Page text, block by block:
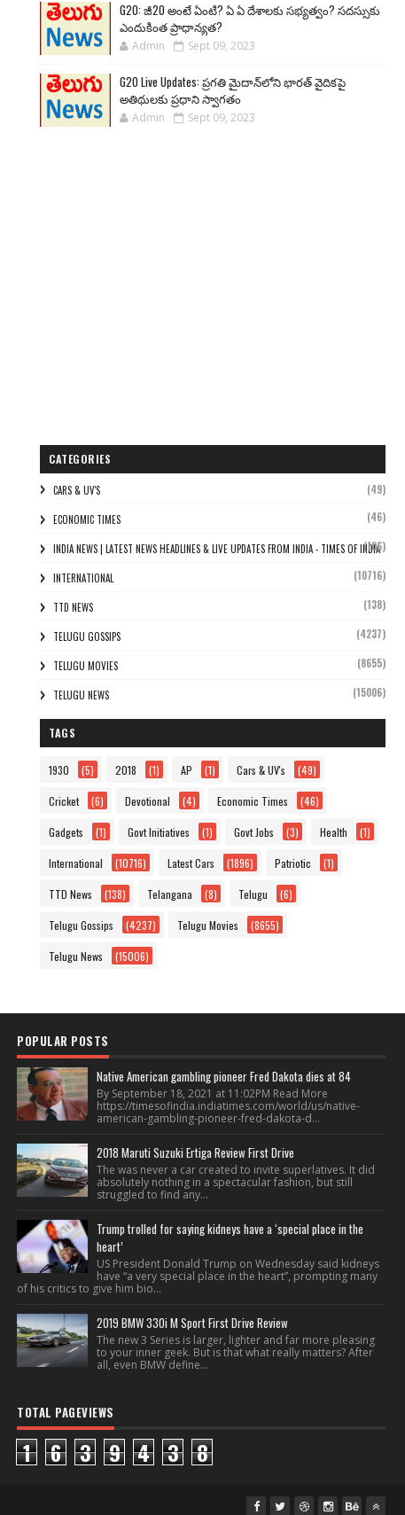
G20: జీ20 అంటే ఏంటి? ఏ ఏ దేశాలకు సభ్యత్వం? సదస్సుకు
ఎందుకింత ప్రాధాన్యత?
Admin Sept 09, 2023
G20 Live Updates: ప్రగతి మైదాన్‌లోని భారత్ వైదికపై
అతిథులకు ప్రధాని స్వాగతం
Admin Sept 09, 2023
CATEGORIES
CARS & UV'S (49)
ECONOMIC TIMES (46)
INDIA NEWS | LATEST NEWS HEADLINES & LIVE UPDATES FROM INDIA - TIMES OF INDIA
(106)
INTERNATIONAL (10716)
TTD NEWS (138)
TELUGU GOSSIPS (4237)
TELUGU MOVIES (8655)
TELUGU NEWS (15006)
TAGS
1930 (5) 2018 (1) AP (1) Cars & UV's (49)
Cricket (6) Devotional (4) Economic Times (46)
Gadgets (1) Govt Initiatives (1) Govt Jobs (3) Health (1)
International (10716) Latest Cars (1896) Patriotic (1)
TTD News (138) Telangana (8) Telugu (6)
Telugu Gossips (4237) Telugu Movies (8655)
Telugu News (15006)
POPULAR POSTS
Native American gambling pioneer Fred Dakota dies at 84
By September 18, 2021 at 11:02PM Read More
https://timesofindia.indiatimes.com/world/us/native-
american-gambling-pioneer-fred-dakota-d...
2018 Maruti Suzuki Ertiga Review First Drive
The was never a car created to invite superlatives. It did
absolutely nothing in a spectacular fashion, but still
struggled to find any...
Trump trolled for saying kidneys have a ‘special place in the
heart’
US President Donald Trump on Wednesday said kidneys
have “a very special place in the heart”, prompting many
of his critics to give him bio...
2019 BMW 330i M Sport First Drive Review
The new 3 Series is larger, lighter and far more pleasing
to your inner geek. But is that what really matters? After
all, even BMW define...
TOTAL PAGEVIEWS
1 6 3 9 4 3 8